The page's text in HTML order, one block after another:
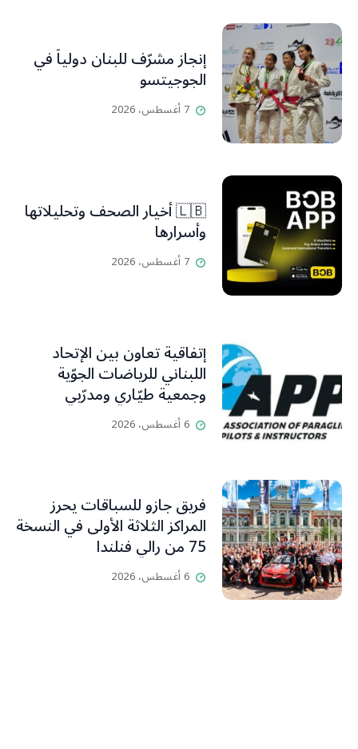
إنجاز مشرّف للبنان دولياً في
الجوجيتسو
7 أغسطس، 2026
🇱🇧 أخيار الصحف وتحليلاتها
وأسرارها
7 أغسطس، 2026
إتفاقية تعاون بين الإتحاد
اللبناني للرياضات الجوّية
وجمعية طيّاري ومدرّبي
الطيران الشراعي
6 أغسطس، 2026
فريق جازو للسباقات يحرز
المراكز الثلاثة الأولى في النسخة
75 من رالي فنلندا
6 أغسطس، 2026